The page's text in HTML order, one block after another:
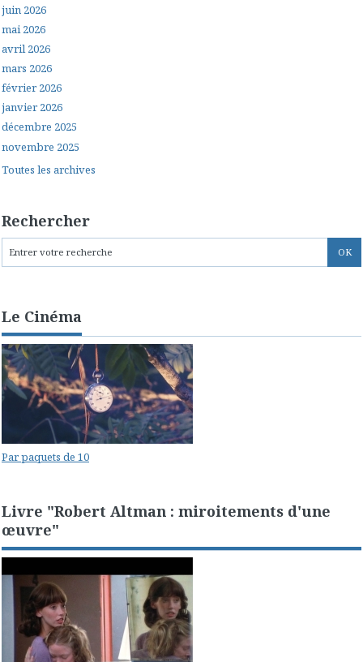
juin 2026
mai 2026
avril 2026
mars 2026
février 2026
janvier 2026
décembre 2025
novembre 2025
Toutes les archives
Rechercher
Le Cinéma
Par paquets de 10
Livre "Robert Altman : miroitements d'une
œuvre"